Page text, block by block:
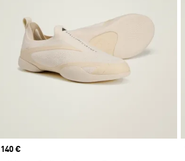
Price
140 €